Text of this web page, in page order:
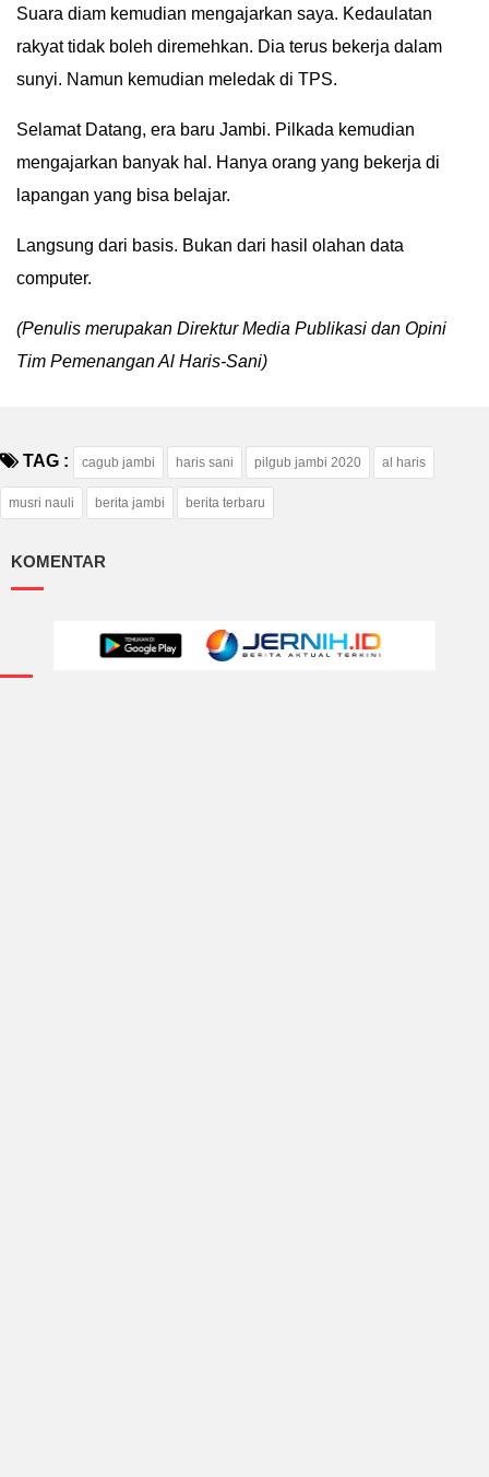
Suara diam kemudian mengajarkan saya. Kedaulatan
rakyat tidak boleh diremehkan. Dia terus bekerja dalam
sunyi. Namun kemudian meledak di TPS.
Selamat Datang, era baru Jambi. Pilkada kemudian
mengajarkan banyak hal. Hanya orang yang bekerja di
lapangan yang bisa belajar.
Langsung dari basis. Bukan dari hasil olahan data
computer.
(Penulis merupakan Direktur Media Publikasi dan Opini
Tim Pemenangan Al Haris-Sani)
TAG : cagub jambi haris sani pilgub jambi 2020 al haris
musri nauli berita jambi berita terbaru
KOMENTAR